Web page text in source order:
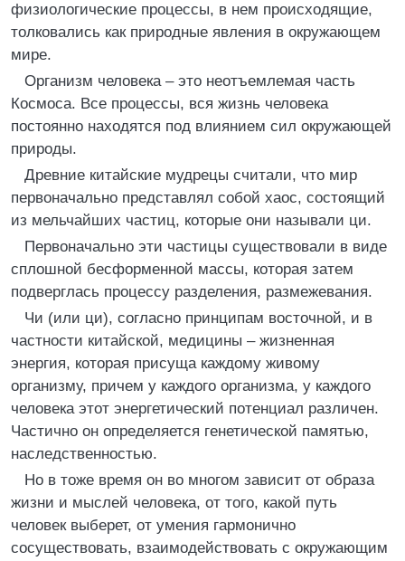
физиологические процессы, в нем происходящие,
толковались как природные явления в окружающем
мире.
Организм человека – это неотъемлемая часть
Космоса. Все процессы, вся жизнь человека
постоянно находятся под влиянием сил окружающей
природы.
Древние китайские мудрецы считали, что мир
первоначально представлял собой хаос, состоящий
из мельчайших частиц, которые они называли ци.
Первоначально эти частицы существовали в виде
сплошной бесформенной массы, которая затем
подверглась процессу разделения, размежевания.
Чи (или ци), согласно принципам восточной, и в
частности китайской, медицины – жизненная
энергия, которая присуща каждому живому
организму, причем у каждого организма, у каждого
человека этот энергетический потенциал различен.
Частично он определяется генетической памятью,
наследственностью.
Но в тоже время он во многом зависит от образа
жизни и мыслей человека, от того, какой путь
человек выберет, от умения гармонично
сосуществовать, взаимодействовать с окружающим